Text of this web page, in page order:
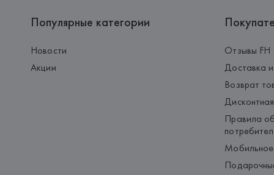
Популярные категории
Новости
Акции
Отзывы FH
Доставка
Возврат
Правила
Мобильное